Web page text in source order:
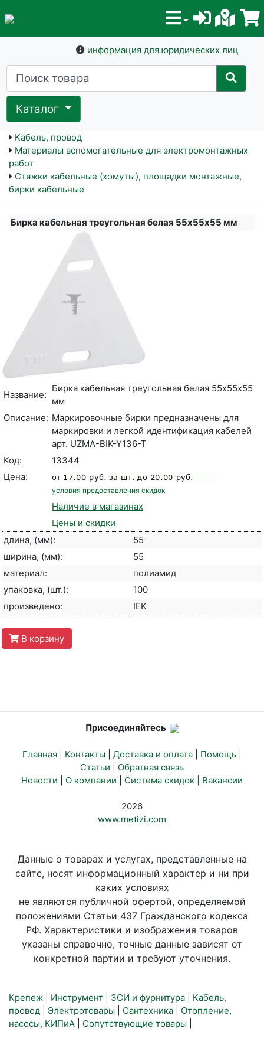
информация для юридических лиц
Каталог
Кабель, провод
Материалы вспомогательные для электромонтажных
работ
Стяжки кабельные (хомуты), площадки монтажные,
бирки кабельные
Бирка кабельная треугольная белая 55х55х55 мм
Название:
Бирка кабельная треугольная белая 55х55х55
мм
Описание: Маркировочные бирки предназначены для
маркировки и легкой идентификация кабелей
арт. UZMA-BIK-Y136-T
Код:
13344
Цена:
условия предоставления скидок
Наличие в магазинах
Цены и скидки
длина, (мм):
55
ширина, (мм):
55
материал:
полиамид
упаковка, (шт.):
100
произведено:
IEK
В корзину
Присоединяйтесь
Главная Контакты Доставка и оплата Помощь
Статьи
Обратная связь
Новости
О компании Система скидок | Вакансии
2026
www.metizi.com
Данные о товарах и услугах, представленные на
сайте, носят информационный характер и ни при
каких условиях
не являются публичной офертой, определяемой
положениями Статьи 437 Гражданского кодекса
РФ. Характеристики и изображения товаров
указаны справочно, точные данные зависят от
конкретной партии и требуют уточнения.
Крепеж Инструмент ЗСИ и фурнитура
Кабель,
провод
Электротовары Сантехника
Отопление,
насосы, КИПиА
Сопутствующие товары